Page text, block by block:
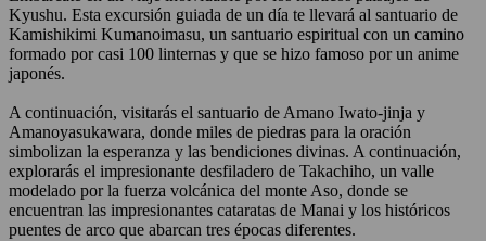
Kyushu. Esta excursión guiada de un día te llevará al santuario de
Kamishikimi Kumanoimasu, un santuario espiritual con un camino
formado por casi 100 linternas y que se hizo famoso por un anime
japonés.
A continuación, visitarás el santuario de Amano Iwato-jinja y
Amanoyasukawara, donde miles de piedras para la oración
simbolizan la esperanza y las bendiciones divinas. A continuación,
explorarás el impresionante desfiladero de Takachiho, un valle
modelado por la fuerza volcánica del monte Aso, donde se
encuentran las impresionantes cataratas de Manai y los históricos
puentes de arco que abarcan tres épocas diferentes.